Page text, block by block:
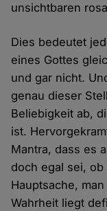
unsichtbaren
Dies bedeutet
eines Gottes
und gar nicht.
genau dieser
Beliebigkeit ab,
ist.
Mantra, dass es
doch egal sei,
Hauptsache,
Wahrheit liegt